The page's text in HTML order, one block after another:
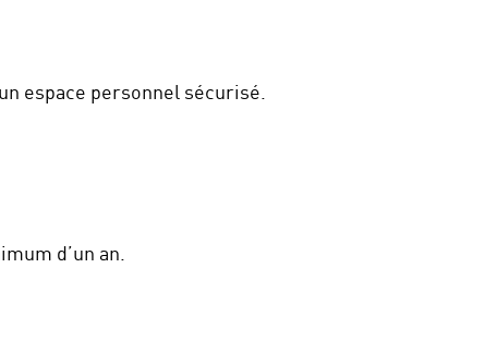
espace personnel sécurisé.
d’un an.